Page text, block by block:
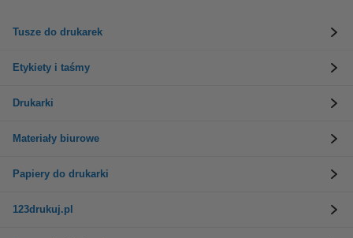
Tusze do drukarek
Etykiety i taśmy
Drukarki
Materiały biurowe
Papiery do drukarki
123drukuj.pl